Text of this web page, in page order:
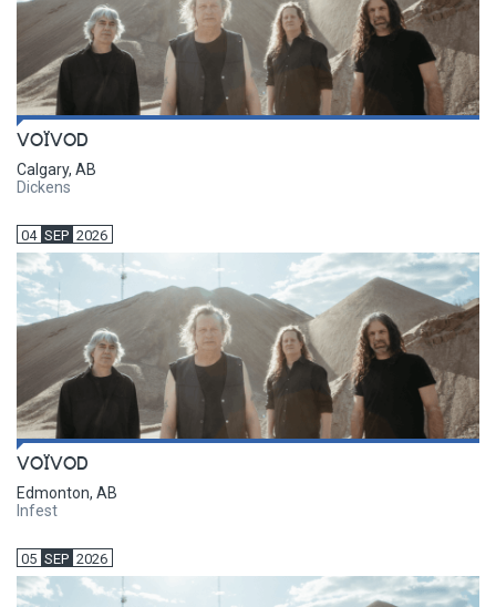
VOÏVOD
Calgary, AB
Dickens
04 SEP 2026
VOÏVOD
Edmonton, AB
Infest
05 SEP 2026